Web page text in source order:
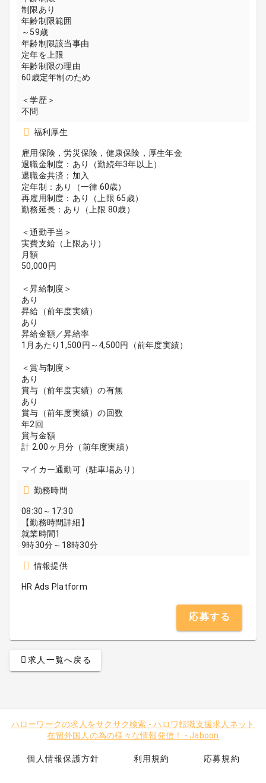
制限あり
年齢制限範囲
～59歳
年齢制限該当事由
定年を上限
年齢制限の理由
60歳定年制のため
＜学歴＞
不問
福利厚生
雇用保険，労災保険，健康保険，厚生年金
退職金制度：あり（勤続年3年以上）
退職金共済：加入
定年制：あり（一律 60歳）
再雇用制度：あり（上限 65歳）
勤務延長：あり（上限 80歳）
＜通勤手当＞
実費支給（上限あり）
月額
50,000円
＜昇給制度＞
あり
昇給（前年度実績）
あり
昇給金額／昇給率
1月あたり1,500円～4,500円（前年度実績）
＜賞与制度＞
あり
賞与（前年度実績）の有無
あり
賞与（前年度実績）の回数
年2回
賞与金額
計 2.00ヶ月分（前年度実績）
マイカー通勤可（駐車場あり）
勤務時間
08:30～17:30
【勤務時間詳細】
就業時間1
9時30分～18時30分
情報提供
HR Ads Platform
応募する
求人一覧へ戻る
ハローワークの求人をサクサク検索 -ハロワ転職支援求人ネット
在留外国人の為の様々な情報発信！
- Jaboon
個人情報保護方針 利用規約 応募規約